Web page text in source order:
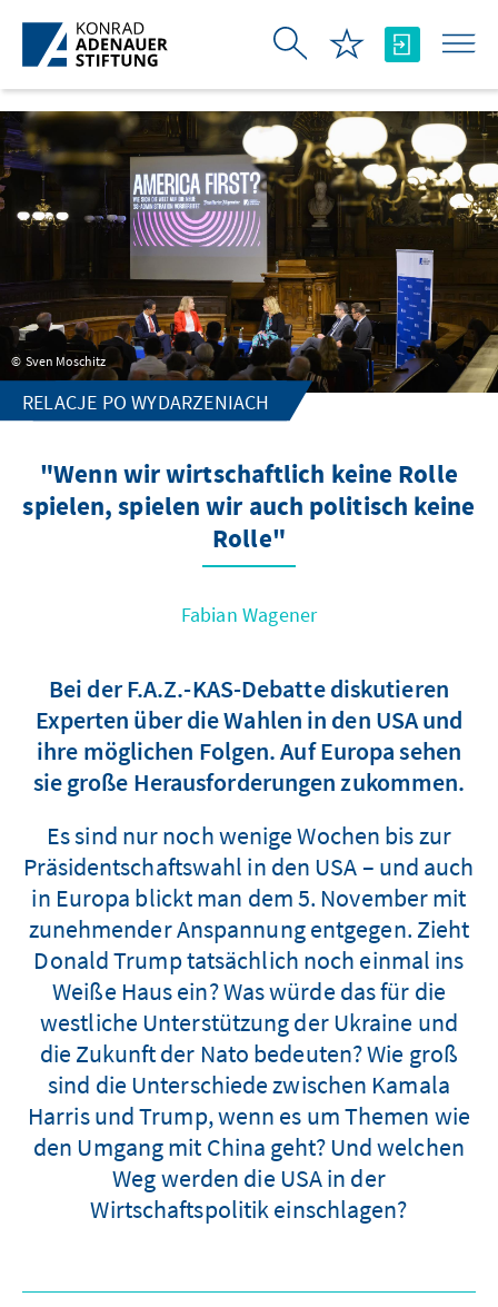
Skip to Main Content
Sven Moschitz
RELACJE PO WYDARZENIACH
"Wenn wir wirtschaftlich keine Rolle
spielen, spielen wir auch politisch keine
Rolle"
Fabian Wagener
Bei der F.A.Z.-KAS-Debatte diskutieren
Experten über die Wahlen in den USA und
ihre möglichen Folgen. Auf Europa sehen
sie große Herausforderungen zukommen.
Es sind nur noch wenige Wochen bis zur
Präsidentschaftswahl in den USA – und auch
in Europa blickt man dem 5. November mit
zunehmender Anspannung entgegen. Zieht
Donald Trump tatsächlich noch einmal ins
Weiße Haus ein? Was würde das für die
westliche Unterstützung der Ukraine und
die Zukunft der Nato bedeuten? Wie groß
sind die Unterschiede zwischen Kamala
Harris und Trump, wenn es um Themen wie
den Umgang mit China geht? Und welchen
Weg werden die USA in der
Wirtschaftspolitik einschlagen?